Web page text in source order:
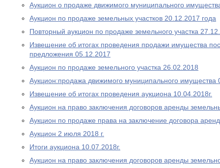
Аукцион о продаже движимого муниципального
Аукцион по продаже земельных участков 20.12.2017 года
Повторный аукцион по продаже земельного участка
Извещение об итогах проведения продажи имущества
предложения 05.12.2017
Аукцион по продаже земельного участка 26.02.2018
Аукцион:продажа движимого муниципального имущества
Извещение об итогах проведения аукциона 10.04.2018г.
Аукцион на право заключения договоров аренды
Аукцион по продаже права на заключение договора
Аукцион 2 июля 2018 г.
Итоги аукциона 10.07.2018г.
Аукцион на право заключения договоров аренды